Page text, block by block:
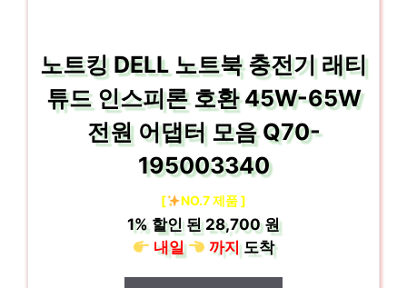
노트킹 DELL 노트북 충전기 래티
튜드 인스피론 호환 45W-65W
전원 어댑터 모음 Q70-
195003340
[ NO.7 제품 ]
1%할인 된28,700 원
내일
까지도착